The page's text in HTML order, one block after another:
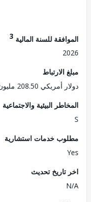
للسنة المالية3
208.50 مليون
البيئية والاجتماعية
خدمات استشارية
تحديث